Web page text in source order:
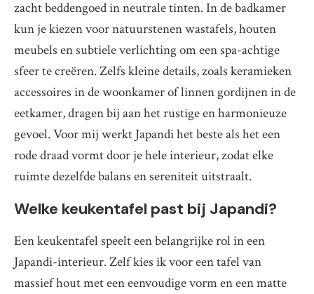
zacht beddengoed in neutrale tinten. In de badkamer
kun je kiezen voor natuurstenen wastafels, houten
meubels en subtiele verlichting om een spa-achtige
sfeer te creëren. Zelfs kleine details, zoals keramieken
accessoires in de woonkamer of linnen gordijnen in de
eetkamer, dragen bij aan het rustige en harmonieuze
gevoel. Voor mij werkt Japandi het beste als het een
rode draad vormt door je hele interieur, zodat elke
ruimte dezelfde balans en sereniteit uitstraalt.
Welke keukentafel past bij Japandi?
Een keukentafel speelt een belangrijke rol in een
Japandi-interieur. Zelf kies ik voor een tafel van
massief hout met een eenvoudige vorm en een matte